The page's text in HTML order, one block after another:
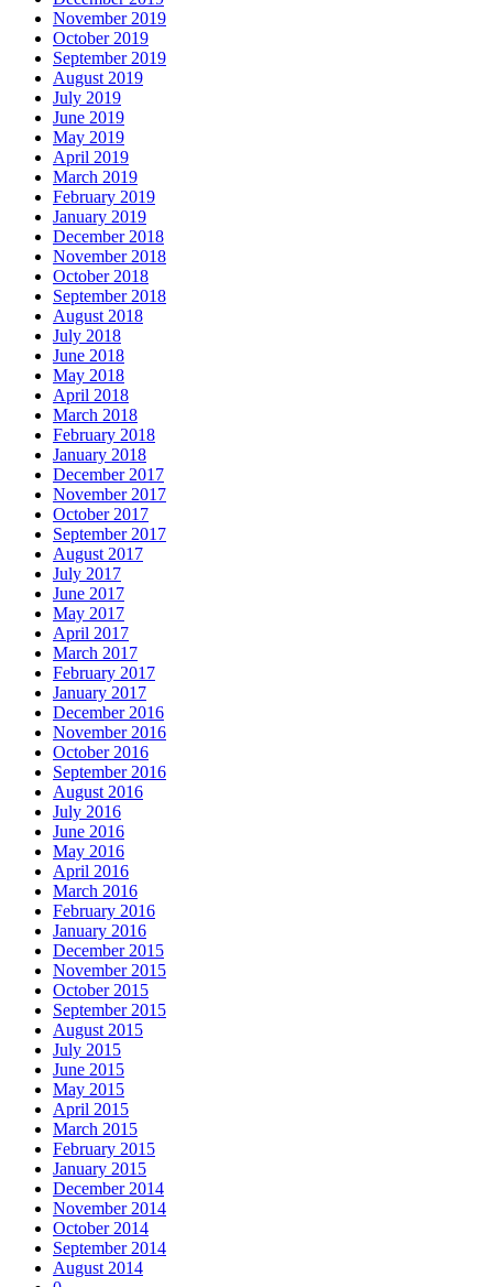
November 2019
October 2019
September 2019
August 2019
July 2019
June 2019
May 2019
April 2019
March 2019
February 2019
January 2019
December 2018
November 2018
October 2018
September 2018
August 2018
July 2018
June 2018
May 2018
April 2018
March 2018
February 2018
January 2018
December 2017
November 2017
October 2017
September 2017
August 2017
July 2017
June 2017
May 2017
April 2017
March 2017
February 2017
January 2017
December 2016
November 2016
October 2016
September 2016
August 2016
July 2016
June 2016
May 2016
April 2016
March 2016
February 2016
January 2016
December 2015
November 2015
October 2015
September 2015
August 2015
July 2015
June 2015
May 2015
April 2015
March 2015
February 2015
January 2015
December 2014
November 2014
October 2014
September 2014
August 2014